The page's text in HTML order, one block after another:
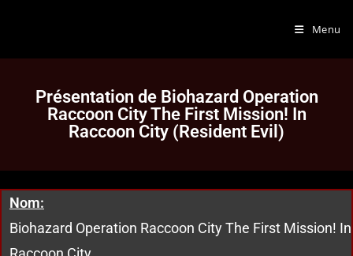
Menu
Présentation de Biohazard Operation
Raccoon City The First Mission! In
Raccoon City (Resident Evil)
Nom:
Biohazard Operation Raccoon City The First Mission! In